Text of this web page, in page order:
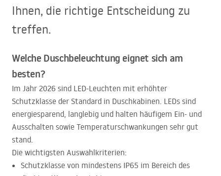
Ihnen, die richtige Entscheidung zu
treffen.
Welche Duschbeleuchtung eignet sich am
besten?
Im Jahr 2026 sind LED-Leuchten mit erhöhter
Schutzklasse der Standard in Duschkabinen. LEDs sind
energiesparend, langlebig und halten häufigem Ein- und
Ausschalten sowie Temperaturschwankungen sehr gut
stand.
Die wichtigsten Auswahlkriterien:
Schutzklasse von mindestens IP65 im Bereich des